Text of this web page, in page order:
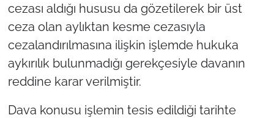
cezası aldığı hususu da gözetilerek bir üst
ceza olan aylıktan kesme cezasıyla
cezalandırılmasına ilişkin işlemde hukuka
aykırılık bulunmadığı gerekçesiyle davanın
reddine karar verilmiştir.
Dava konusu işlemin tesis edildiği tarihte